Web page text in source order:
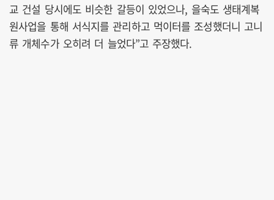
교 건설 당시에도 비슷한 갈등이 있었으나, 을숙도 생태계복
원사업을 통해 서식지를 관리하고 먹이터를 조성했더니 고니
류 개체수가 오히려 더 늘었다”고 주장했다.